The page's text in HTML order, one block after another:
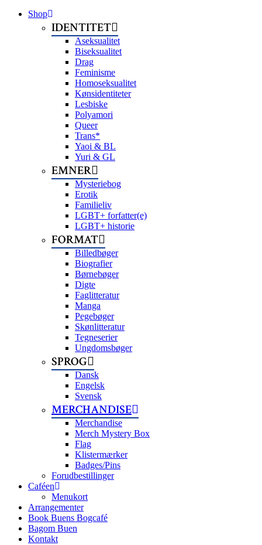
Shop
IDENTITET
Aseksualitet
Biseksualitet
Drag
Feminisme
Homoseksualitet
Kønsidentiteter
Lesbiske
Polyamori
Queer
Trans*
Yaoi & BL
Yuri & GL
EMNER
Mysteriebog
Erotik
Familieliv
LGBT+ forfatter(e)
LGBT+ historie
FORMAT
Billedbøger
Biografier
Børnebøger
Digte
Faglitteratur
Manga
Pegebøger
Skønlitteratur
Tegneserier
Ungdomsbøger
SPROG
Dansk
Engelsk
Svensk
MERCHANDISE
Merchandise
Merch Mystery Box
Flag
Klistermærker
Badges/Pins
Forudbestillinger
Caféen
Menukort
Arrangementer
Book Buens Bogcafé
Bagom Buen
Kontakt